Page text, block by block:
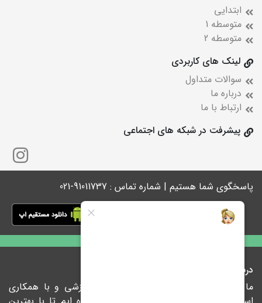
ابتدایی
متوسطه 1
متوسطه 2
لینک های کاربردی
سوالات متداول
درباره ما
ارتباط با ما
پیشرفت در شبکه های اجتماعی
پاسخگوی شما هستیم | شماره تماس : 91011737-021
درباره ما
ما در پیشرفت با ارائه راهکارهای نوین آموزشی و با همکاری